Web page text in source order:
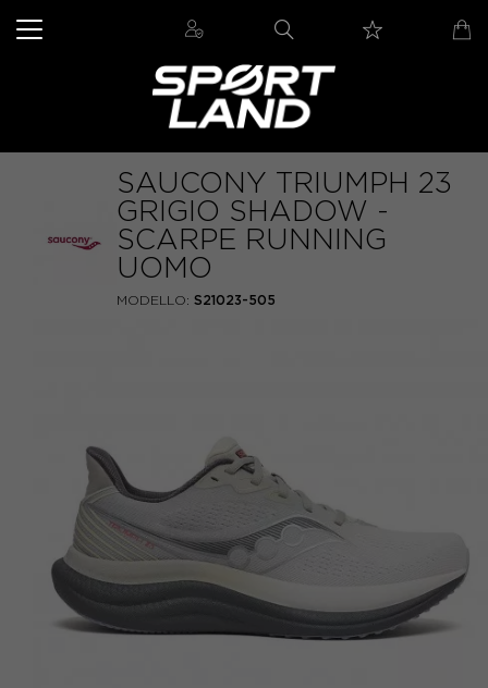
SAUCONY TRIUMPH 23
GRIGIO SHADOW -
SCARPE RUNNING
UOMO
MODELLO: S21023-505